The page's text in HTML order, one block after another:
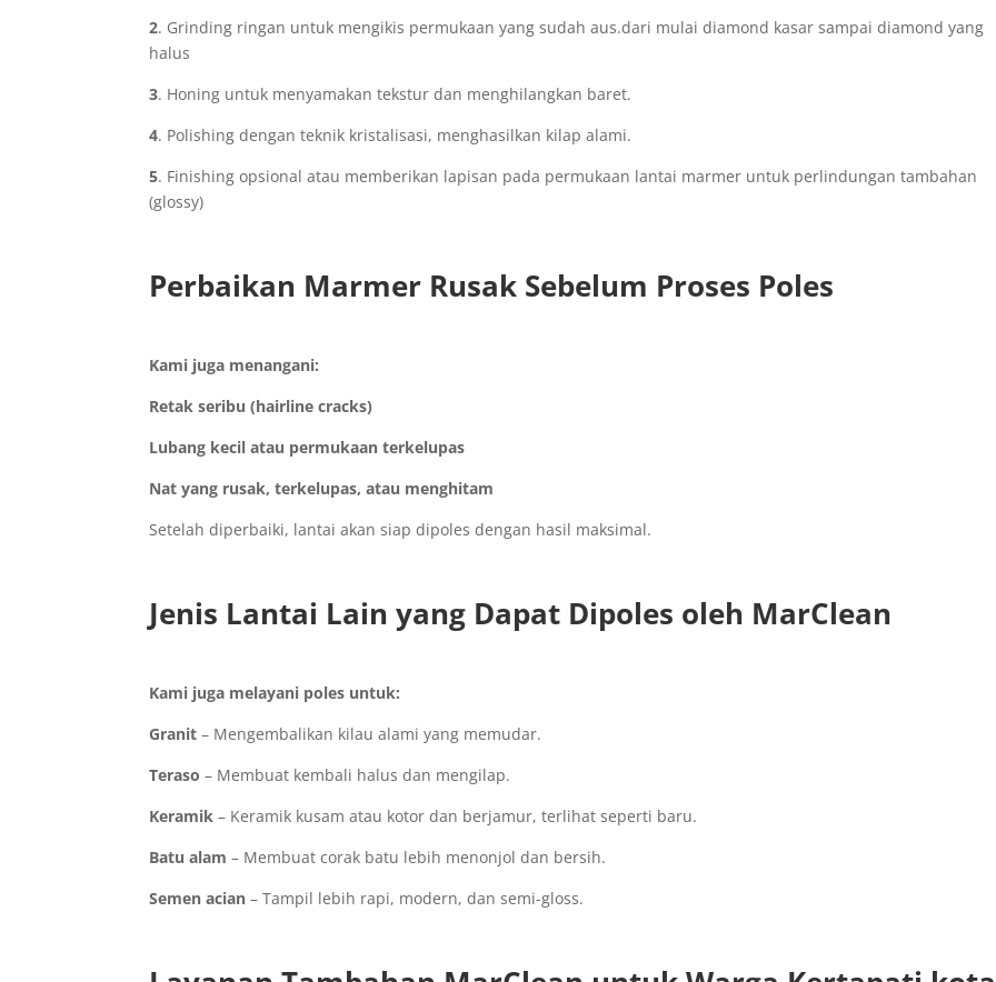
2. Grinding ringan untuk mengikis permukaan yang sudah aus.dari mulai diamond kasar sampai diamond yang
halus
3. Honing untuk menyamakan tekstur dan menghilangkan baret.
4. Polishing dengan teknik kristalisasi, menghasilkan kilap alami.
5. Finishing opsional atau memberikan lapisan pada permukaan lantai marmer untuk perlindungan tambahan
(glossy)
Perbaikan Marmer Rusak Sebelum Proses Poles
Kami juga menangani:
Retak seribu (hairline cracks)
Lubang kecil atau permukaan terkelupas
Nat yang rusak, terkelupas, atau menghitam
Setelah diperbaiki, lantai akan siap dipoles dengan hasil maksimal.
Jenis Lantai Lain yang Dapat Dipoles oleh MarClean
Kami juga melayani poles untuk:
Granit – Mengembalikan kilau alami yang memudar.
Teraso – Membuat kembali halus dan mengilap.
Keramik – Keramik kusam atau kotor dan berjamur, terlihat seperti baru.
Batu alam – Membuat corak batu lebih menonjol dan bersih.
Semen acian – Tampil lebih rapi, modern, dan semi-gloss.